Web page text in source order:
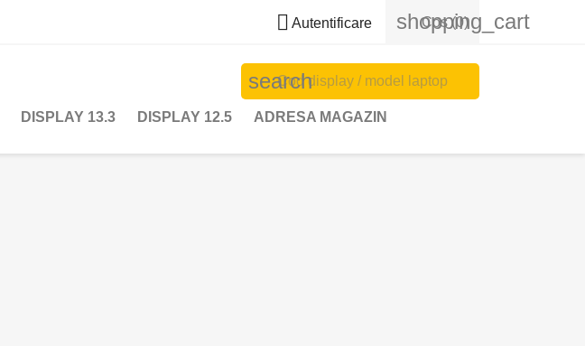
 Autentificare shopping_cart
Cos (0)
search
DISPLAY 13.3 DISPLAY 12.5 ADRESA MAGAZIN